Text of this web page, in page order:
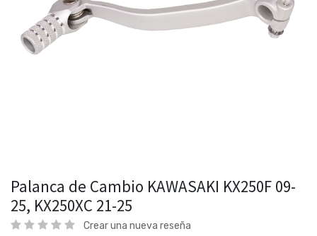
Palanca de Cambio KAWASAKI KX250F 09-
25, KX250XC 21-25
Crear una nueva reseña